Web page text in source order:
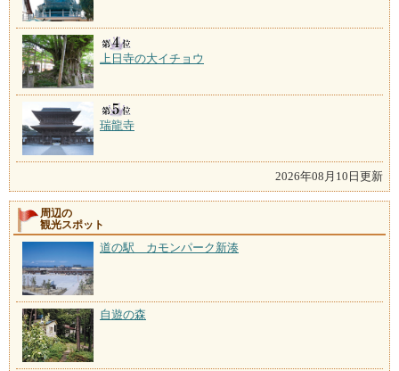
上日寺の大イチョウ
瑞龍寺
2026年08月10日更新
周辺の
観光スポット
道の駅 カモンパーク新湊
自遊の森